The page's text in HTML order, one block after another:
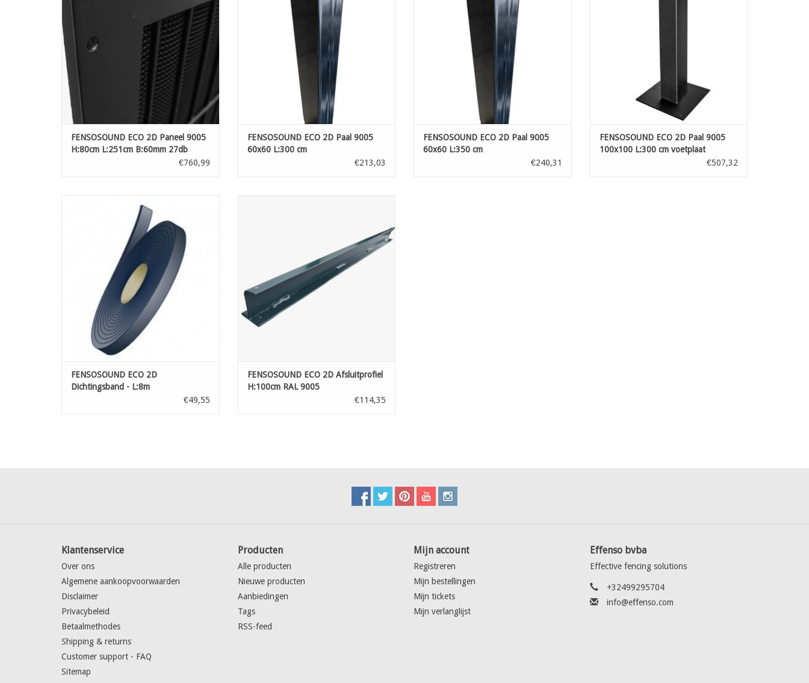
FENSOSOUND ECO 2D Paneel 9005
H:80cm L:251cm B:60mm 27db
€760,99
FENSOSOUND ECO 2D Paal 9005
60x60 L:300 cm
€213,03
FENSOSOUND ECO 2D Paal 9005
60x60 L:350 cm
€240,31
FENSOSOUND ECO 2D Paal 9005
100x100 L:300 cm voetplaat
€507,32
TOEVOEGEN AAN WINKELWAGEN
FENSOSOUND ECO 2D
Dichtingsband - L:8m
€49,55
FENSOSOUND ECO 2D Afsluitprofiel
H:100cm RAL 9005
€114,35
Klantenservice
Over ons
Algemene aankoopvoorwaarden
Disclaimer
Privacybeleid
Betaalmethodes
Shipping & returns
Customer support - FAQ
Sitemap
Producten
Alle producten
Nieuwe producten
Aanbiedingen
Tags
RSS-feed
Mijn account
Registreren
Mijn bestellingen
Mijn tickets
Mijn verlanglijst
Effenso bvba
Effective fencing solutions
+32499295704
info@effenso.com